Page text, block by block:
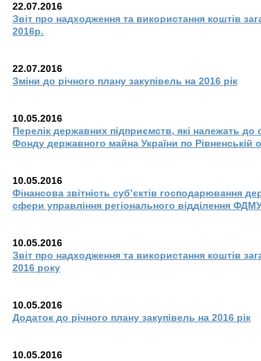
22.07.2016
Звіт про надходження та використання коштів
2016р.
22.07.2016
Зміни до річного плану закупівель на 2016 рік
10.05.2016
Перелік державних підприємств, які належать до
Фонду державного майна України по Рівненській
10.05.2016
Фінансова звітність суб’єктів господарювання
сфери управління регіонального відділення
10.05.2016
Звіт про надходження та використання коштів
2016 року
10.05.2016
Додаток до річного плану закупівель на 2016 рік
10.05.2016